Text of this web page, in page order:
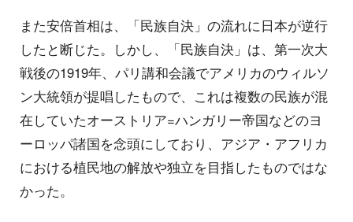
また安倍首相は、「民族自決」の流れに日本が逆行
したと断じた。しかし、「民族自決」は、第一次大
戦後の1919年、パリ講和会議でアメリカのウィルソ
ン大統領が提唱したもので、これは複数の民族が混
在していたオーストリア=ハンガリー帝国などのヨ
ーロッパ諸国を念頭にしており、アジア・アフリカ
における植民地の解放や独立を目指したものではな
かった。